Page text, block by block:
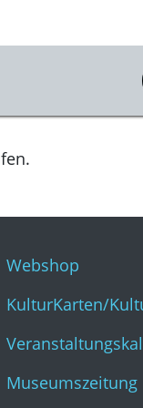
Webshop
KulturKarten/
Museumszeitung